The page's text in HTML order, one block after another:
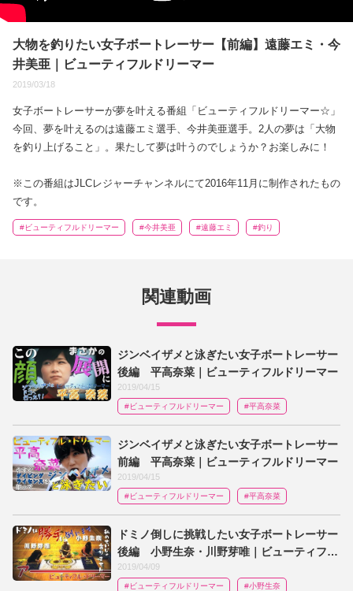
大物を釣りたい女子ボートレーサー【前編】遠藤エミ・今
井美亜｜ビューティフルドリーマー
2019/03/18
女子ボートレーサーが夢を叶える番組「ビューティフルドリーマー☆」
今回、夢を叶えるのは遠藤エミ選手、今井美亜選手。2人の夢は「大物
を釣り上げること」。果たして夢は叶うのでしょうか？お楽しみに！
※この番組はJLCレジャーチャンネルにて2016年11月に制作されたもの
です。
#ビューティフルドリーマー #今井美亜 #遠藤エミ #釣り
関連動画
ジンベイザメと泳ぎたい女子ボートレーサー
後編 平高奈菜｜ビューティフルドリーマー
2019/04/15
#ビューティフルドリーマー #平高奈菜
ジンベイザメと泳ぎたい女子ボートレーサー
前編 平高奈菜｜ビューティフルドリーマー
2019/04/15
#ビューティフルドリーマー #平高奈菜
ドミノ倒しに挑戦したい女子ボートレーサー
後編 小野生奈・川野芽唯｜ビューティフル
ドリーマー
2019/04/09
#ビューティフルドリーマー #小野生奈